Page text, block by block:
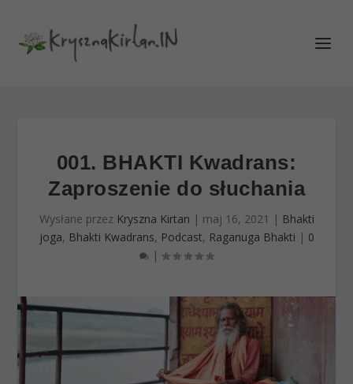
001. BHAKTI Kwadrans:
Zaproszenie do słuchania
Wysłane przez Kryszna Kirtan | maj 16, 2021 | Bhakti
joga, Bhakti Kwadrans, Podcast, Raganuga Bhakti | 0
|